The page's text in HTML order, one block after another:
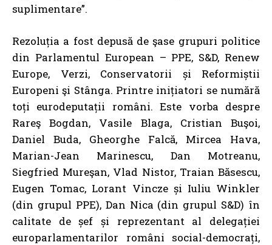
suplimentare”.
Rezoluția a fost depusă de şase grupuri politice
din Parlamentul European – PPE, S&D, Renew
Europe, Verzi, Conservatorii și Reformiștii
Europeni şi Stânga. Printre inițiatori se numără
toți eurodeputații români. Este vorba despre
Rareş Bogdan, Vasile Blaga, Cristian Buşoi,
Daniel Buda, Gheorghe Falcă, Mircea Hava,
Marian-Jean Marinescu, Dan Motreanu,
Siegfried Mureşan, Vlad Nistor, Traian Băsescu,
Eugen Tomac, Lorant Vincze și Iuliu Winkler
(din grupul PPE), Dan Nica (din grupul S&D) în
calitate de șef și reprezentant al delegației
europarlamentarilor români social-democrați,